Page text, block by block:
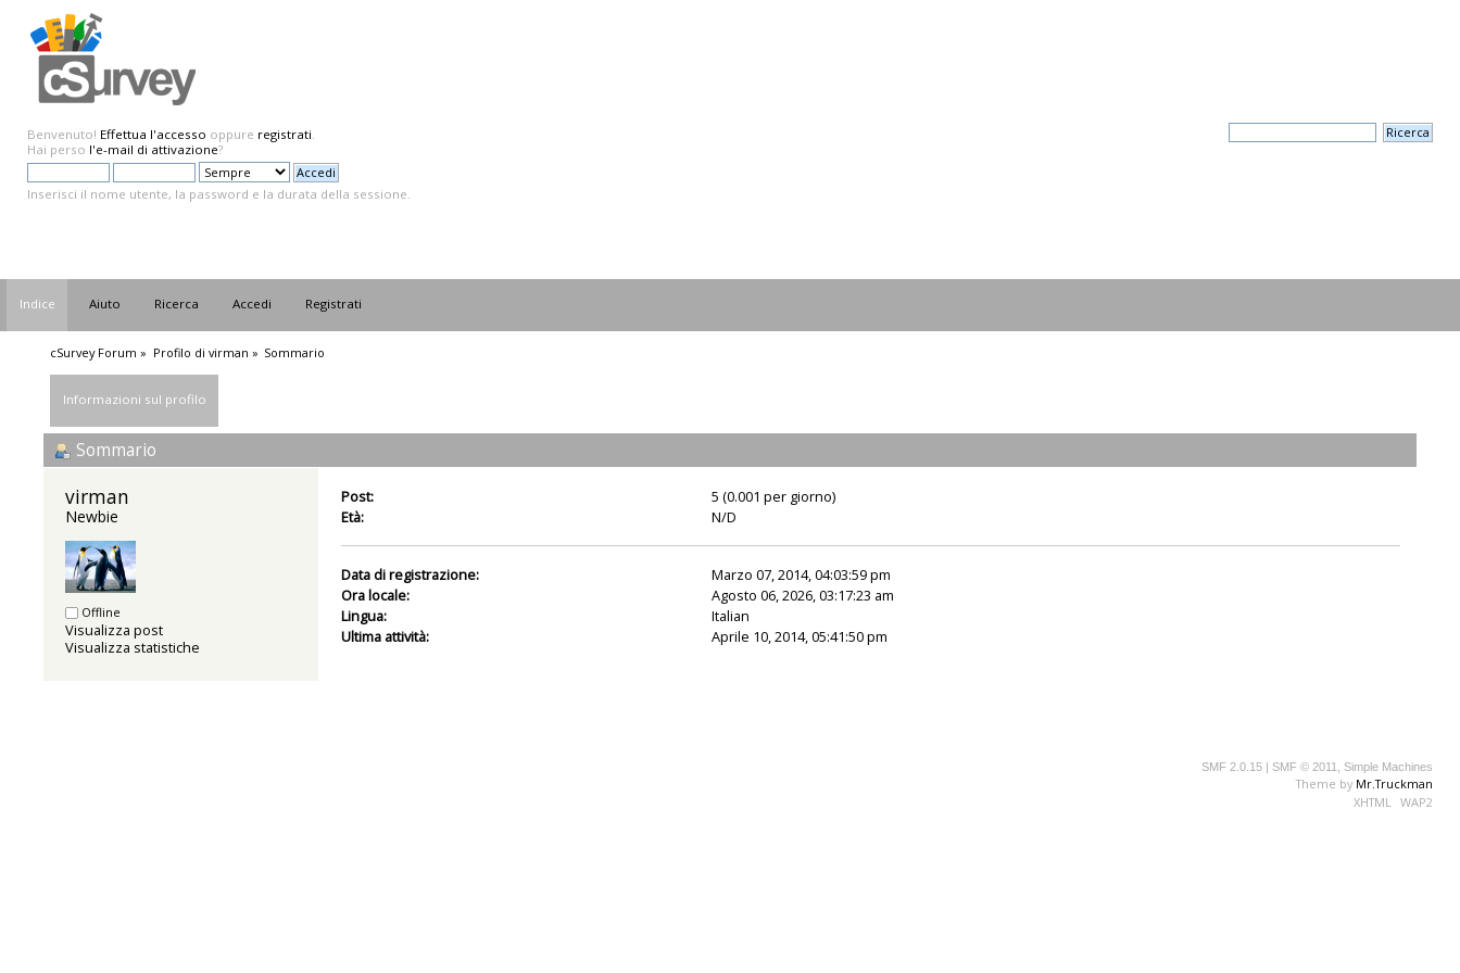
Benvenuto! Effettua l'accesso oppure registrati.
Hai perso l'e-mail di attivazione?
Inserisci il nome utente, la password e la durata della sessione.
Indice Aiuto Ricerca Accedi Registrati
cSurvey Forum » Profilo di virman » Sommario
Informazioni sul profilo
Sommario
virman
Newbie
Offline
Visualizza post
Visualizza statistiche
Post:
5 (0.001 per giorno)
Età:
N/D
Data di registrazione:
Marzo 07, 2014, 04:03:59 pm
Ora locale:
Agosto 06, 2026, 03:17:23 am
Lingua:
Italian
Ultima attività:
Aprile 10, 2014, 05:41:50 pm
SMF 2.0.15 | SMF © 2011 Simple Machines
Theme by Mr.Truckman
XHTML
WAP2